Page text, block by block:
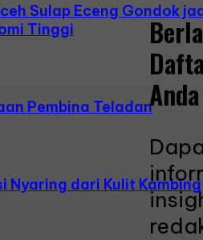
Sulap Eceng Gondok
Tinggi
Pembina Teladan
Nyaring dari Kulit Kambing
Anda